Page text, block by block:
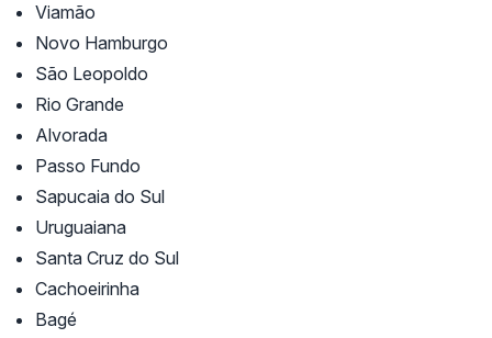
Viamão
Novo Hamburgo
São Leopoldo
Rio Grande
Alvorada
Passo Fundo
Sapucaia do Sul
Uruguaiana
Santa Cruz do Sul
Cachoeirinha
Bagé